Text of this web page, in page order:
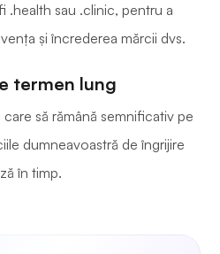
.health sau .clinic, pentru a
și încrederea mărcii dvs.
termen lung
să rămână semnificativ pe
dumneavoastră de îngrijire
în timp.